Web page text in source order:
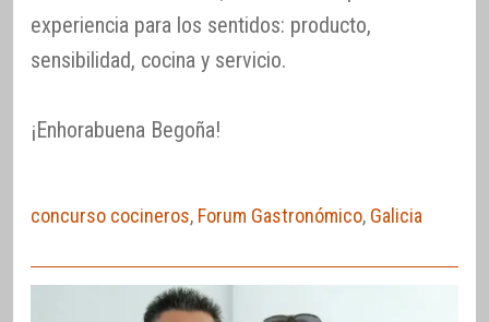
experiencia para los sentidos: producto,
sensibilidad, cocina y servicio.
¡Enhorabuena Begoña!
concurso cocineros, Forum Gastronómico, Galicia